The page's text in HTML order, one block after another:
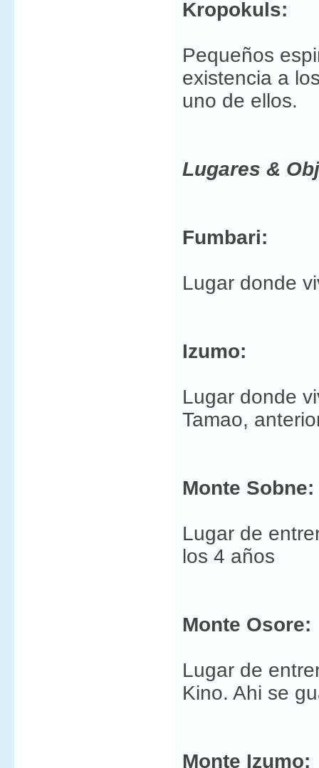
Kropokuls:
Pequeños
existencia a
uno de ellos.
Lugares &
Fumbari:
Lugar donde
Izumo:
Lugar donde
Tamao,
Monte Sobne:
Lugar de
los 4 años
Monte Osore:
Lugar de
Kino. Ahi se
Monte Izumo: